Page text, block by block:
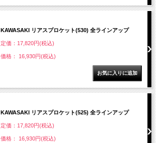
KAWASAKI リアスプロケット(530) 全ラインアップ
定価：17,820円(税込)
価格： 16,930円(税込)
KAWASAKI リアスプロケット(525) 全ラインアップ
定価：17,820円(税込)
価格： 16,930円(税込)